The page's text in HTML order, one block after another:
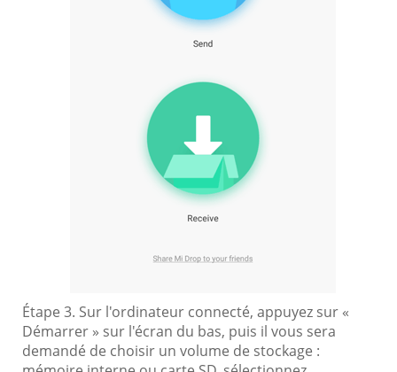
Étape 3. Sur l'ordinateur connecté, appuyez sur «
Démarrer » sur l'écran du bas, puis il vous sera
demandé de choisir un volume de stockage :